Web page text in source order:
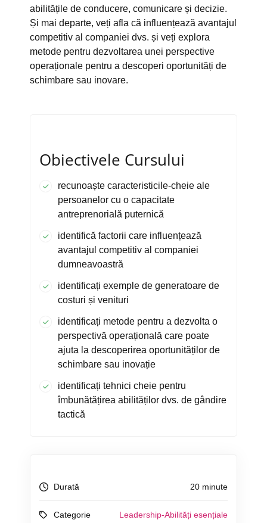
abilitățile de conducere, comunicare și decizie.
Și mai departe, veți afla că influențează avantajul
competitiv al companiei dvs. și veți explora
metode pentru dezvoltarea unei perspective
operaționale pentru a descoperi oportunități de
schimbare sau inovare.
Obiectivele Cursului
recunoaște caracteristicile-cheie ale
persoanelor cu o capacitate
antreprenorială puternică
identifică factorii care influențează
avantajul competitiv al companiei
dumneavoastră
identificați exemple de generatoare de
costuri și venituri
identificați metode pentru a dezvolta o
perspectivă operațională care poate
ajuta la descoperirea oportunităților de
schimbare sau inovație
identificați tehnici cheie pentru
îmbunătățirea abilităților dvs. de gândire
tactică
Durată 20 minute
Categorie Leadership-Abilități esențiale